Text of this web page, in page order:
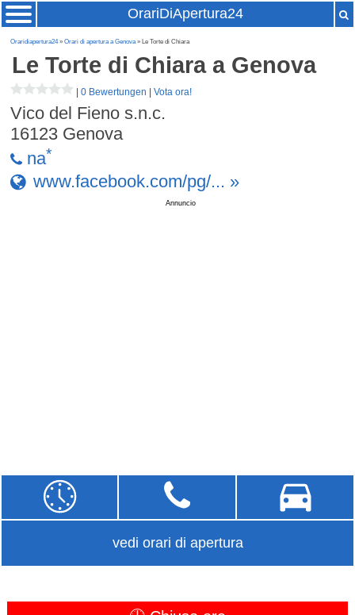
OrariDiApertura24
Oraridiapertura24»Orari di apertura a Genova» Le Torte di Chiara
Le Torte di Chiaraa Genova
|0 Bewertungen |Vota ora!
Vico del Fieno s.n.c.
16123 Genova
na*
www.facebook.com/pg/... »
Annuncio
vedi orari di apertura